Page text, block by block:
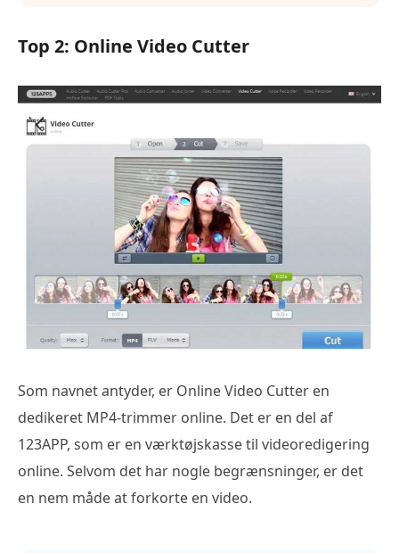
Top 2: Online Video Cutter
Som navnet antyder, er Online Video Cutter en
dedikeret MP4-trimmer online. Det er en del af
123APP, som er en værktøjskasse til videoredigering
online. Selvom det har nogle begrænsninger, er det
en nem måde at forkorte en video.